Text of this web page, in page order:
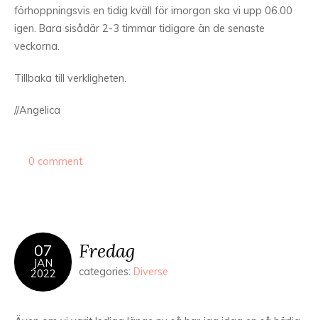
förhoppningsvis en tidig kväll för imorgon ska vi upp 06.00
igen. Bara sisådär 2-3 timmar tidigare än de senaste
veckorna.
Tillbaka till verkligheten.
//Angelica
0 comment
07
JAN
2022
Fredag
categories: Diverse